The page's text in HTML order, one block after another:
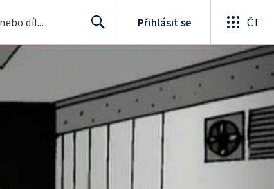
Přihlásit se ČT